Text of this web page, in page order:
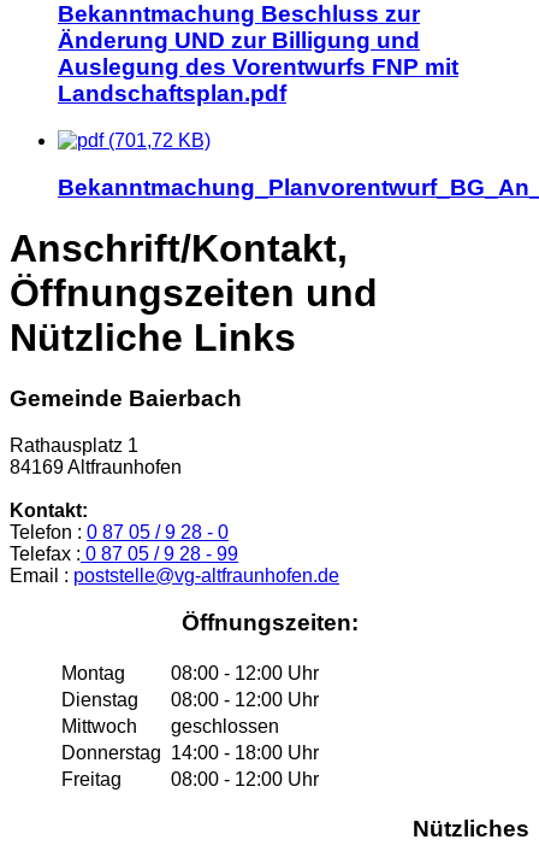
Bekanntmachung Beschluss zur
Änderung UND zur Billigung und
Auslegung des Vorentwurfs FNP mit
Landschaftsplan.pdf
(701,72 KB)
Anschrift/Kontakt,
Öffnungszeiten und
Nützliche Links
Gemeinde Baierbach
Rathausplatz 1
84169 Altfraunhofen
Kontakt:
Telefon : 0 87 05 / 9 28 - 0
Telefax : 0 87 05 / 9 28 - 99
Email : poststelle@vg-altfraunhofen.de
Öffnungszeiten:
Montag
08:00 - 12:00 Uhr
Dienstag
08:00 - 12:00 Uhr
Mittwoch
geschlossen
Donnerstag 14:00 - 18:00 Uhr
Freitag
08:00 - 12:00 Uhr
Nützliches